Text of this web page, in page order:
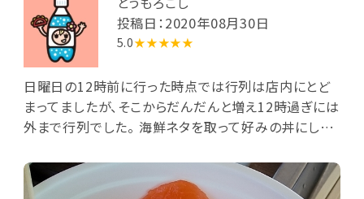
投稿日：2020年08月30日
5.0★★★★★
日曜日の12時前に行った時点では行列は店内にとど
まってましたが、そこからだんだんと増え12時過ぎには
外まで行列でした。 海鮮ネタを取って好みの丼にしま
あり子連れには安心。 ただ割り箸しかないので、箸が
使えないならスプーンを持参する必要があります。